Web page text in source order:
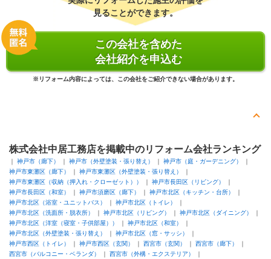
リフォーム会社からの返答
大変ご満足いただき、とても光栄に思います。
工事中は駐車場をお借りさせていただいたり、お母さまにお留守番
をしていただく等、たくさんのご協力をいただいたことが、ご満足
謝いたします。
今後とも末永く、どうぞよろしくお願いいたします。
建物のタイプ
： 戸建住宅
リフォーム箇所 ：キッチン・台所、トイレ 、外壁、 屋根
下 、バルコニー・ベランダ 、階段 、窓・サッシ
価格
： 6,250,000円
施工地
： 兵庫県 神戸市
築年数
： 21〜25年
見ることができます。
この会社を含めた
会社紹介を申込む
※リフォーム内容によっては、この会社をご紹介できない場合があります。
株式会社中居工務店を掲載中のリフォーム会社ランキング
神戸市（廊下） 神戸市（外壁塗装・張り替え）
神戸市（庭・ガーデニング）
神戸市東灘区（廊下）
神戸市東灘区（外壁塗装・張り替え）
神戸市東灘区（収納（押入れ・クローゼット））
神戸市長田区（リビング）
神戸市長田区（和室）
神戸市須磨区（廊下）
神戸市北区（キッチン・台所）
神戸市北区（浴室・ユニットバス）
神戸市北区（トイレ）
神戸市北区（洗面所・脱衣所）
神戸市北区（リビング）
神戸市北区（ダイニング）
神戸市北区（洋室（寝室・子供部屋））
神戸市北区（和室）
神戸市北区（外壁塗装・張り替え）
神戸市北区（窓・サッシ）
神戸市西区（トイレ）
神戸市西区（玄関） 西宮市（玄関）
西宮市（廊下）
西宮市（バルコニー・ベランダ）
西宮市（外構・エクステリア）